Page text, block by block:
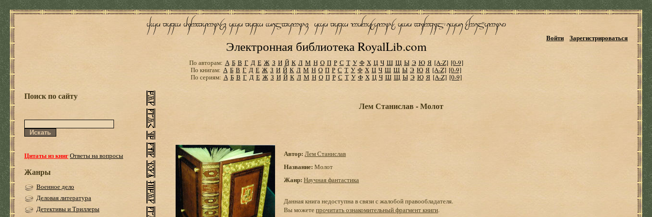
Электронная библиотека RoyalLib.com
Войти Зарегистрироваться
По авторам: А Б В Г Д Е Ж З И Й К Л М Н О П Р С Т У Ф Х Ц Ч Ш Щ Ы Э Ю Я [A-Z] [0-9]
По книгам: А Б В Г Д Е Ж З И Й К Л М Н О П Р С Т У Ф Х Ц Ч Ш Щ Ы Э Ю Я [A-Z] [0-9]
По сериям: А Б В Г Д Е Ж З И Й К Л М Н О П Р С Т У Ф Х Ц Ч Ш Щ Ы Э Ю Я [A-Z] [0-9]
Поиск по сайту
Цитаты из книгОтветы на вопросы
Жанры
Военное дело
Деловая литература
Детективы и Триллеры
Лем Станислав - Молот
Автор: Лем Станислав
Название: Молот
Жанр: Научная фантастика
Данная книга недоступна в связи с жалобой правообладателя.
Вы можетепрочитать ознакомительный фрагмент книги.